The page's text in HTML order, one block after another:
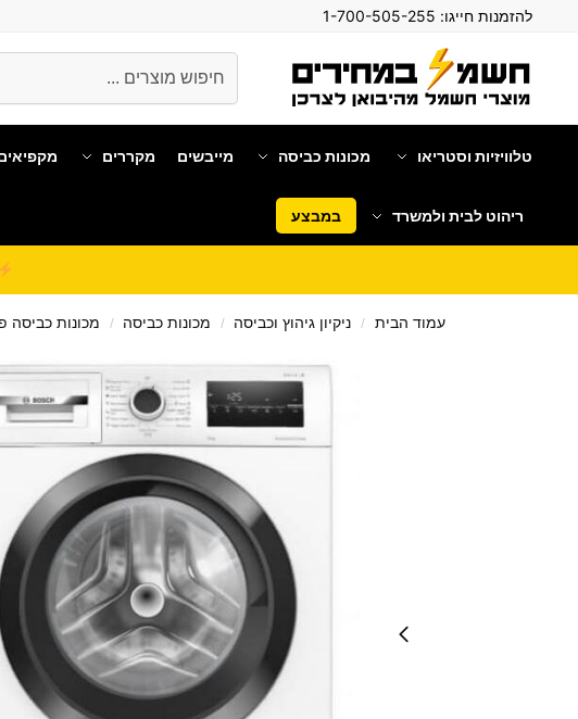
להזמנות חייגו:
טלוויזיות וסטריאו מכונות כביסה מייבשים מקררים
ריהוט לבית ולמשרד במבצע
עמוד הבית / ניקיון גיהוץ וכביסה / מכונות כביסה / מכונות כביסה